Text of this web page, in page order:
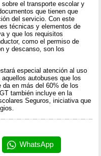
el transporte escolar y
que tienen que
del servicio. Con este
técnicas y elementos de
y que los requisitos
como el permiso de
y descanso, son los
especial atención al uso
autobuses que los
en más del 60% de los
también incluye en la
Seguros, iniciativa que
WhatsApp